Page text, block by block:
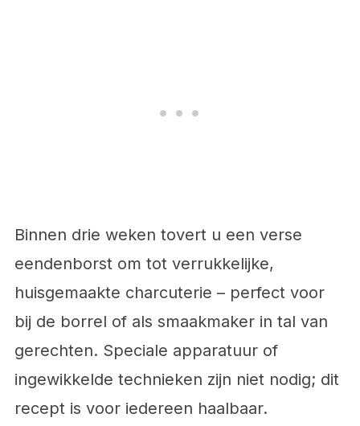
Binnen drie weken tovert u een verse
eendenborst om tot verrukkelijke,
huisgemaakte charcuterie – perfect voor
bij de borrel of als smaakmaker in tal van
gerechten. Speciale apparatuur of
ingewikkelde technieken zijn niet nodig; dit
recept is voor iedereen haalbaar.